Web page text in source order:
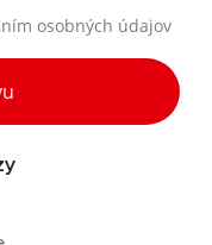
osobných údajov